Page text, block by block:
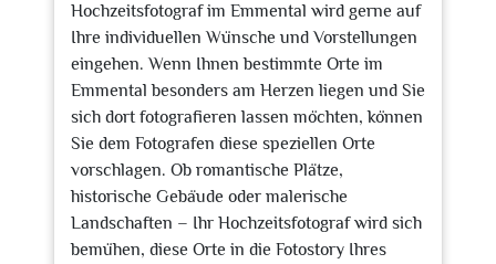
Hochzeitsfotograf im Emmental wird gerne auf
Ihre individuellen Wünsche und Vorstellungen
eingehen. Wenn Ihnen bestimmte Orte im
Emmental besonders am Herzen liegen und Sie
sich dort fotografieren lassen möchten, können
Sie dem Fotografen diese speziellen Orte
vorschlagen. Ob romantische Plätze,
historische Gebäude oder malerische
Landschaften – Ihr Hochzeitsfotograf wird sich
bemühen, diese Orte in die Fotostory Ihres